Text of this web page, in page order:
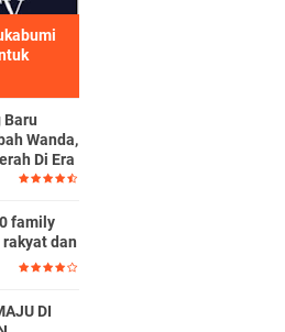
Baru
Wanda,
Di Era
family
dan
DI